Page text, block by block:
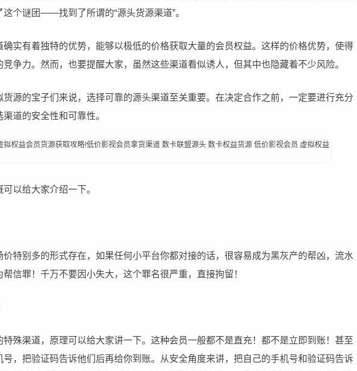
了这个谜团——找到了所谓的“源头货源渠道”。
确实有着独特的优势，能够以极低的价格获取大量的会员权益。这样的价格优势，使得
争力。然而，也要提醒大家，虽然这些渠道看似诱人，但其中也隐藏着不少风险。
货源的宝子们来说，选择可靠的源头渠道至关重要。在决定合作之前，一定要进行充分
道的安全性和可靠性。
以给大家介绍一下。
特别多的形式存在，如果任何小平台你都对接的话，很容易成为黑灰产的帮凶，流水
信罪！千万不要因小失大，这个罪名很严重，直接拘留！
殊渠道，原理可以给大家讲一下。这种会员一般都不是直充！都不是立即到账！甚至
，把验证码告诉他们后再给你到账。从安全角度来讲，把自己的手机号和验证码告诉